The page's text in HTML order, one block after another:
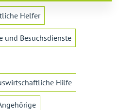
Helfer
und Besuchsdienste
Hilfe